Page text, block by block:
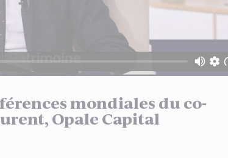
mondiales du co-
Opale Capital